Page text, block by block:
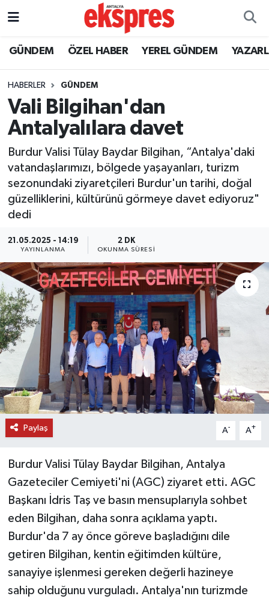
GÜNDEM ÖZEL HABER YEREL GÜNDEM
HABERLER GÜNDEM
Vali Bilgihan'dan
Antalyalılara davet
Burdur Valisi Tülay Baydar Bilgihan, “Antalya'daki
vatandaşlarımızı, bölgede yaşayanları, turizm
sezonundaki ziyaretçileri Burdur'un tarihi, doğal
güzelliklerini, kültürünü görmeye davet ediyoruz"
dedi
21.05.2025 - 14:19
YAYINLANMA
2 DK
OKUNMA SÜRESI
Paylaş A- A+
Burdur Valisi Tülay Baydar Bilgihan, Antalya
Gazeteciler Cemiyeti'ni (AGC) ziyaret etti. AGC
Başkanı İdris Taş ve basın mensuplarıyla sohbet
eden Bilgihan, daha sonra açıklama yaptı.
Burdur'da 7 ay önce göreve başladığını dile
getiren Bilgihan, kentin eğitimden kültüre,
sanayiye işlenmesi gereken değerli hazineye
sahip olduğunu vurguladı. Antalya'nın turizmde
ÖZEL HABER
YEREL GÜNDEM
EKONOMİ
KÜLTÜR - SANAT
SPOR
SAĞLIK
DÜNYA
EĞİTİM
TURİZM
RÖPORTAJ
VİDEO HABERLER
MAGAZİN
Nöbetçi Eczaneler
Trafik Durumu
Süper Lig Puan Durumu ve Fikstür
Tüm Manşetler
Son Dakika Haberleri